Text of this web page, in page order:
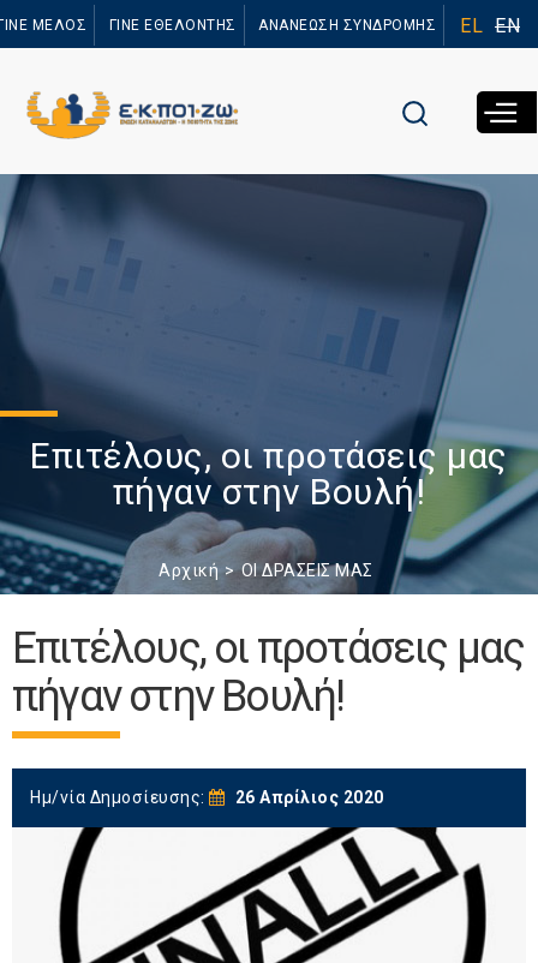
προς το
ΜΕΛΟΣ ΓΙΝΕ ΕΘΕΛΟΝΤΗΣ ΑΝΑΝΕΩΣΗ ΣΥΝΔΡΟΜΗΣ EL EN
Επιτέλους, οι προτάσεις μας
πήγαν στην Βουλή!
Αρχική ΟΙ ΔΡΑΣΕΙΣ ΜΑΣ
Επιτέλους, οι προτάσεις μας
πήγαν στην Βουλή!
Ημ/νία Δημοσίευσης: 26 Απρίλιος 2020